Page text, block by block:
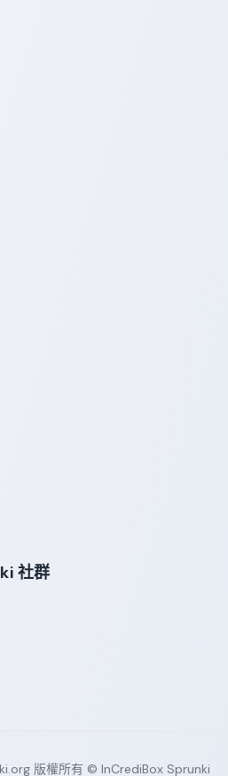
社群
版權所有 © InCrediBox Sprunki